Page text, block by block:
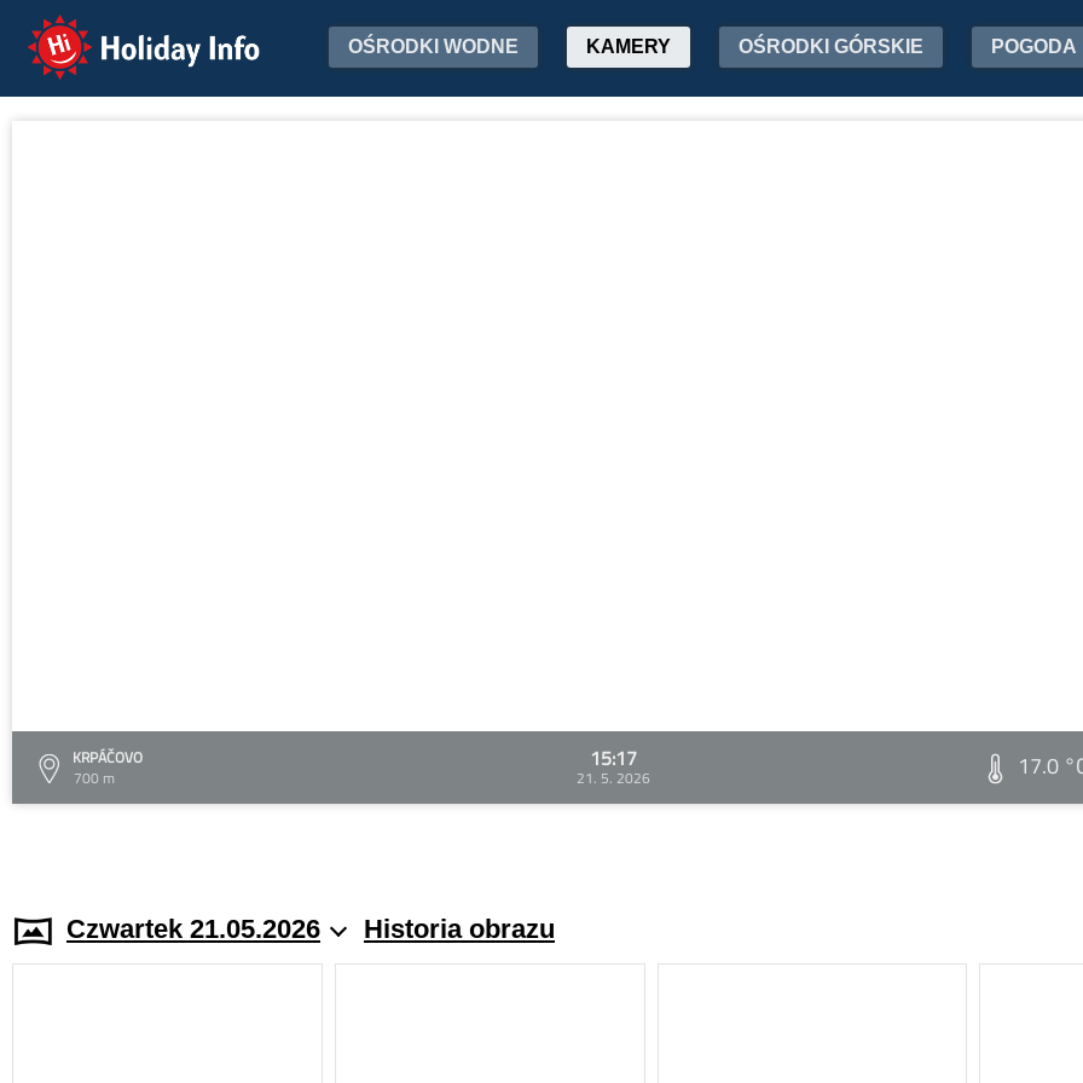
Holiday Info OŚRODKI WODNE KAMERY OŚRODKI GÓRSKIE POGODA
KRPÁČOVO
700 m
15:17
21. 5. 2026 17.0
Czwartek 21.05.2026 Historia obrazu